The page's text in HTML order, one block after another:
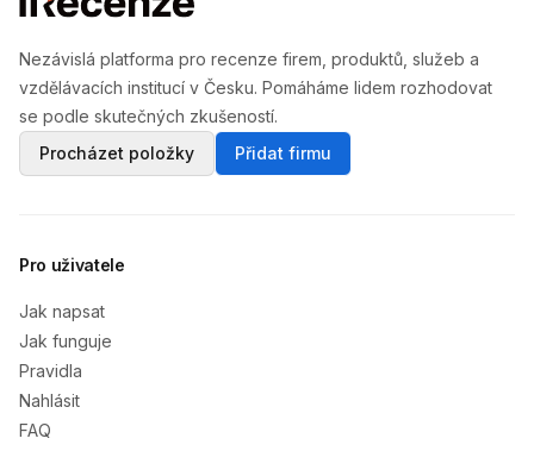
Nezávislá platforma pro recenze firem, produktů, služeb a
vzdělávacích institucí v Česku. Pomáháme lidem rozhodovat
se podle skutečných zkušeností.
Procházet položky
Přidat firmu
Pro uživatele
Jak napsat
Jak funguje
Pravidla
Nahlásit
FAQ